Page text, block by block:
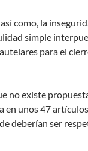
como, la
simple
para el
no existe
en unos 47
deberían ser